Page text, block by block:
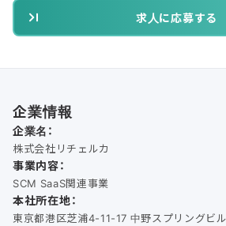
求人に応募する
企業情報
企業名：
株式会社リチェルカ
事業内容：
SCM SaaS関連事業
本社所在地：
東京都港区芝浦4-11-17 中野スプリングビ